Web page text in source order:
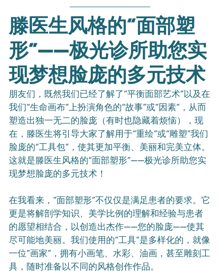
滕医生风格的“面部塑
形”——极光诊所助您实
现梦想脸庞的多元技术
朋友们，既然我们已经了解了“平衡面部艺术”以及在
我们“生命画布”上扮演角色的“故事”或“因素”，从而
塑造出独一无二的脸庞（有时也隐藏着烦恼），现
在，滕医生将引导大家了解用于“重绘”或“雕塑”我们
脸庞的“工具包”，使其更加平衡、美丽和完美立体。
这就是滕医生风格的“面部塑形”——极光诊所助您实
现梦想脸庞的多元技术！
在我看来，“面部塑形”不仅仅是满足患者的要求。它
更是将解剖学知识、美学比例的理解和经验与患者
的愿望相结合，以创造出杰作——您的脸庞——使其
尽可能地美丽。我们使用的“工具”是多样化的，就像
一位“画家”，拥有小画笔、水彩、油画，甚至雕刻工
具，随时准备以不同的风格创作作品。